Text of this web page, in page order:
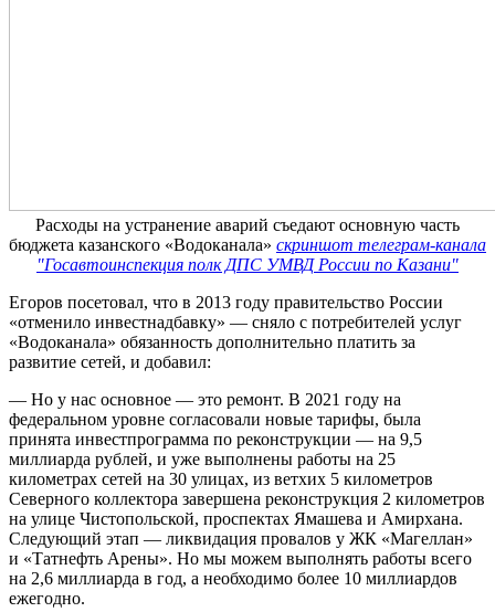
Расходы на устранение аварий съедают основную часть
бюджета казанского «Водоканала» скриншот телеграм-канала
"Госавтоинспекция полк ДПС УМВД России по Казани"
Егоров посетовал, что в 2013 году правительство России
«отменило инвестнадбавку» — сняло с потребителей услуг
«Водоканала» обязанность дополнительно платить за
развитие сетей, и добавил:
— Но у нас основное — это ремонт. В 2021 году на
федеральном уровне согласовали новые тарифы, была
принята инвестпрограмма по реконструкции — на 9,5
миллиарда рублей, и уже выполнены работы на 25
километрах сетей на 30 улицах, из ветхих 5 километров
Северного коллектора завершена реконструкция 2 километров
на улице Чистопольской, проспектах Ямашева и Амирхана.
Следующий этап — ликвидация провалов у ЖК «Магеллан»
и «Татнефть Арены». Но мы можем выполнять работы всего
на 2,6 миллиарда в год, а необходимо более 10 миллиардов
ежегодно.